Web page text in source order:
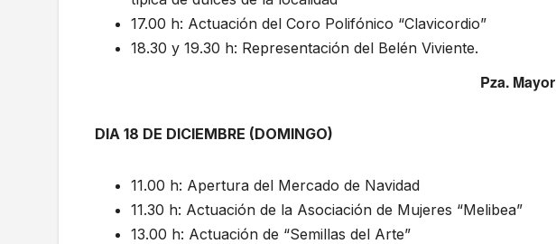
17.00 h: Actuación del Coro Polifónico “Clavicordio”
18.30 y 19.30 h: Representación del Belén Viviente.
Pza. Mayor
DIA 18 DE DICIEMBRE (DOMINGO)
11.00 h: Apertura del Mercado de Navidad
11.30 h: Actuación de la Asociación de Mujeres “Melibea”
13.00 h: Actuación de “Semillas del Arte”